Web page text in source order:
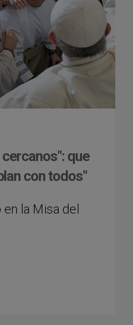
cercanos": que
con todos"
la Misa del